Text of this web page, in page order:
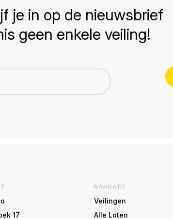
je in op de nieuwsbrief
geen enkele veiling!
17
NAVIGATIE
Veilingen
Alle Loten